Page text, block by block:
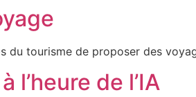
tourisme de proposer des
de l’IA